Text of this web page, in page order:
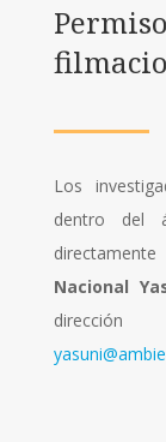
Los
dentro del
Nacional